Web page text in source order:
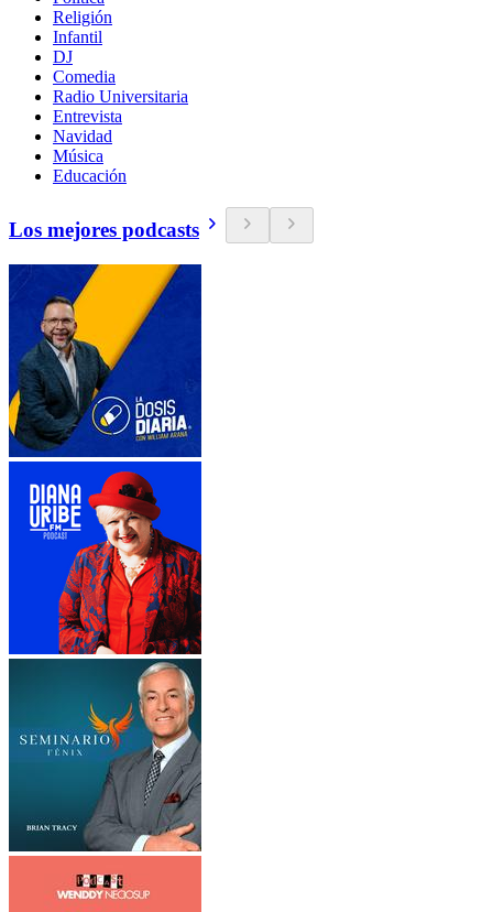
Religión
Infantil
DJ
Comedia
Radio Universitaria
Entrevista
Navidad
Música
Educación
Los mejores podcasts